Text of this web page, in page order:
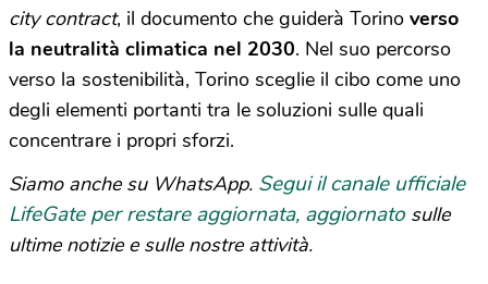
city contract, il documento che guiderà Torino verso
la neutralità climatica nel 2030. Nel suo percorso
verso la sostenibilità, Torino sceglie il cibo come uno
degli elementi portanti tra le soluzioni sulle quali
concentrare i propri sforzi.
Siamo anche su WhatsApp. Segui il canale ufficiale
LifeGate per restare aggiornata, aggiornato sulle
ultime notizie e sulle nostre attività.